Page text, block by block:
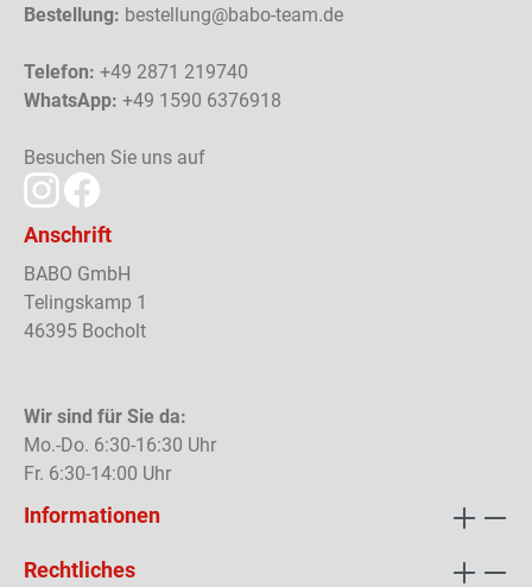
Bestellung: bestellung@babo-team.de
Telefon: +49 2871 219740
WhatsApp: +49 1590 6376918
Besuchen Sie uns auf
Anschrift
BABO GmbH
Telingskamp 1
46395 Bocholt
Wir sind für Sie da:
Mo.-Do. 6:30-16:30 Uhr
Fr. 6:30-14:00 Uhr
Informationen
Rechtliches